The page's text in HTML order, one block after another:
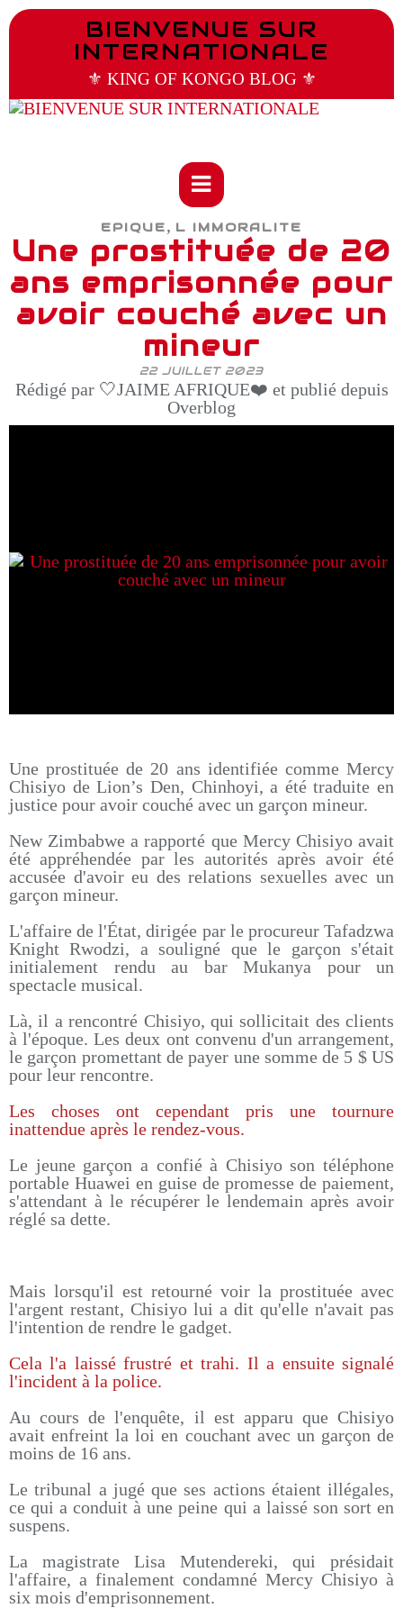
BIENVENUE SUR
INTERNATIONALE
⚜️ KING OF KONGO BLOG ⚜️
EPIQUE, L IMMORALITE
Une prostituée de 20
ans emprisonnée pour
avoir couché avec un
mineur
22 JUILLET 2023
Rédigé par 🤍JAIME AFRIQUE❤️ et publié depuis
Overblog
Une prostituée de 20 ans identifiée comme Mercy
Chisiyo de Lion’s Den, Chinhoyi, a été traduite en
justice pour avoir couché avec un garçon mineur.
New Zimbabwe a rapporté que Mercy Chisiyo avait
été appréhendée par les autorités après avoir été
accusée d'avoir eu des relations sexuelles avec un
garçon mineur.
L'affaire de l'État, dirigée par le procureur Tafadzwa
Knight Rwodzi, a souligné que le garçon s'était
initialement rendu au bar Mukanya pour un
spectacle musical.
Là, il a rencontré Chisiyo, qui sollicitait des clients
à l'époque. Les deux ont convenu d'un arrangement,
le garçon promettant de payer une somme de 5 $ US
pour leur rencontre.
Les choses ont cependant pris une tournure
inattendue après le rendez-vous.
Le jeune garçon a confié à Chisiyo son téléphone
portable Huawei en guise de promesse de paiement,
s'attendant à le récupérer le lendemain après avoir
réglé sa dette.
Mais lorsqu'il est retourné voir la prostituée avec
l'argent restant, Chisiyo lui a dit qu'elle n'avait pas
l'intention de rendre le gadget.
Cela l'a laissé frustré et trahi. Il a ensuite signalé
l'incident à la police.
Au cours de l'enquête, il est apparu que Chisiyo
avait enfreint la loi en couchant avec un garçon de
moins de 16 ans.
Le tribunal a jugé que ses actions étaient illégales,
ce qui a conduit à une peine qui a laissé son sort en
suspens.
La magistrate Lisa Mutendereki, qui présidait
l'affaire, a finalement condamné Mercy Chisiyo à
six mois d'emprisonnement.